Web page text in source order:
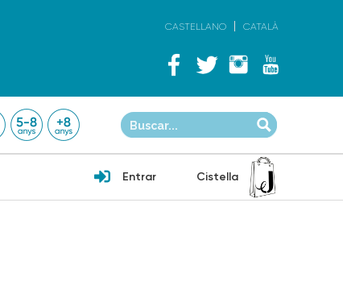
CASTELLANO CATALÀ
Entrar Cistella